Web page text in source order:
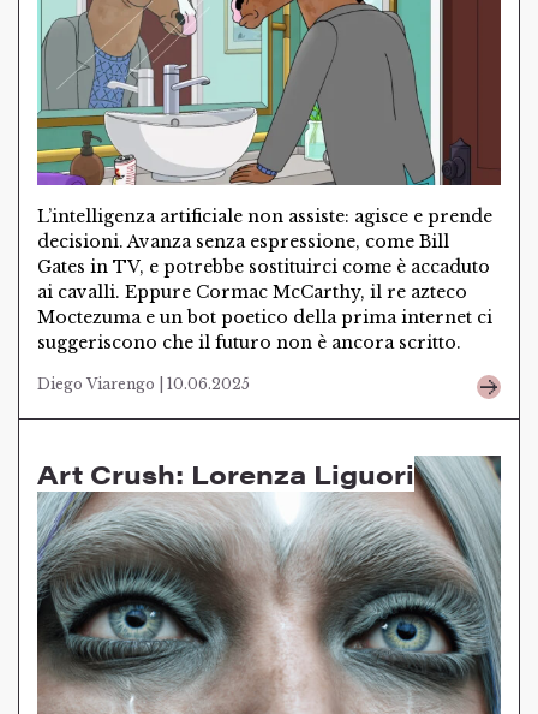
L’intelligenza artificiale non assiste: agisce e prende
decisioni. Avanza senza espressione, come Bill
Gates in TV, e potrebbe sostituirci come è accaduto
ai cavalli. Eppure Cormac McCarthy, il re azteco
Moctezuma e un bot poetico della prima internet ci
suggeriscono che il futuro non è ancora scritto.
Diego Viarengo | 10.06.2025
Art Crush: Lorenza Liguori